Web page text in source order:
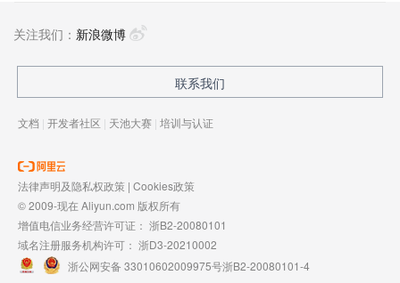
关注我们： 新浪微博
联系我们
文档 | 开发者社区 | 天池大赛 | 培训与认证
法律声明及隐私权政策 | Cookies政策
© 2009-现在 Aliyun.com 版权所有
增值电信业务经营许可证： 浙B2-20080101
域名注册服务机构许可： 浙D3-20210002
浙公网安备 33010602009975号浙B2-20080101-4